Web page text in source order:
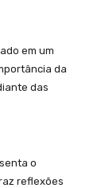
em um
da
das
o
reflexões